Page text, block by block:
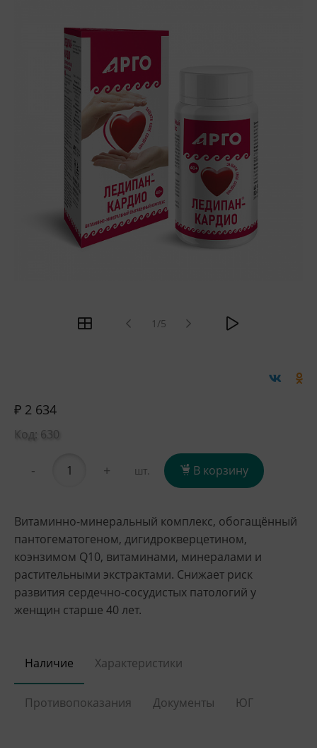
1/5
₽ 2 634
Код: 630
- + шт. В корзину
Витаминно-минеральный комплекс, обогащённый
пантогематогеном, дигидрокверцетином,
коэнзимом Q10, витаминами, минералами и
растительными экстрактами. Снижает риск
развития сердечно-сосудистых патологий у
женщин старше 40 лет.
Наличие Характеристики
Противопоказания Документы ЮГ